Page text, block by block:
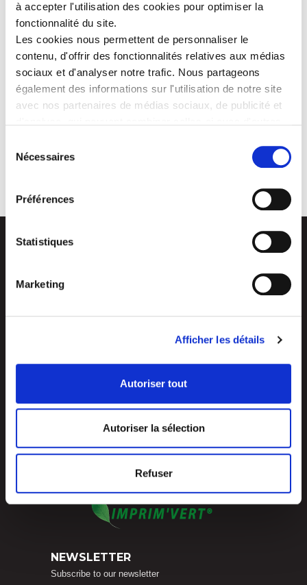
à accepter l'utilisation des cookies pour optimiser la
fonctionnalité du site.
Les cookies nous permettent de personnaliser le
contenu, d'offrir des fonctionnalités relatives aux médias
sociaux et d'analyser notre trafic. Nous partageons
également des informations sur l'utilisation de notre site
avec nos partenaires de médias sociaux, de publicité et
collectées lors de votre utilisation de leurs services.
Nécessaires
Préférences
Statistiques
Marketing
Afficher les détails
Autoriser tout
Autoriser la sélection
Refuser
This international recognition highlights our commitment to CSR
and confirms the integration of social, environmental and societal
issues at the heart of our strategy and practices.
It reflects our desire to act in a responsible, ethical and
sustainable manner, with a view to continuous improvement.
T2S is pursuing this dynamic alongside its employees, partners
and stakeholders, convinced that sustainable performance is built
Tel.: +33 4 77 53 05 05
Access map
NEWSLETTER
Subscribe to our newsletter